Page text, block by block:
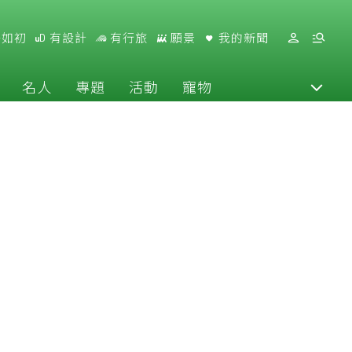
初 有設計 有行旅 願景 我的新聞
名人 專題 活動 寵物